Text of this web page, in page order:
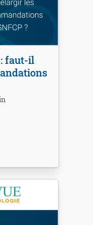
faut-il